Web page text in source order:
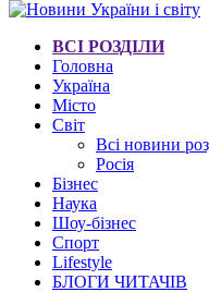
ВСІ РОЗДІЛИ
Головна
Україна
Місто
Світ
Всі новини
Росія
Бізнес
Наука
Шоу-бізнес
Спорт
Lifestyle
БЛОГИ ЧИТАЧІВ